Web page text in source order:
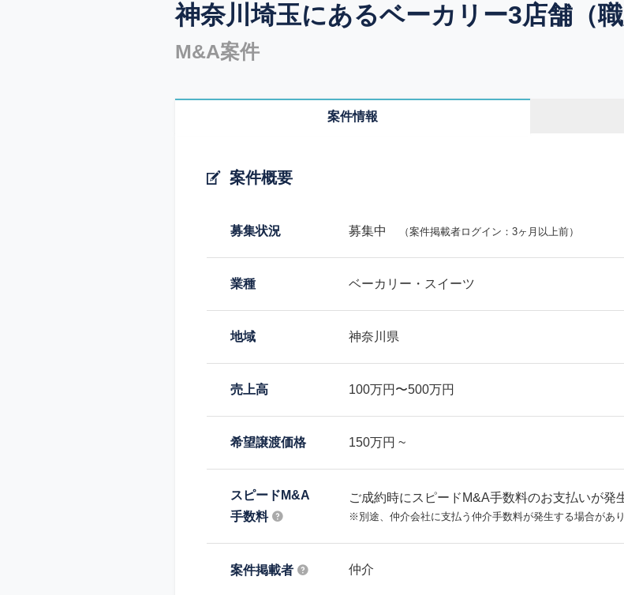
神奈川埼玉にあるベーカリー3店舗（職
M&A案件
案件情報
案件概要
募集状況 募集中 （案件掲載者ログイン：3ヶ月以上前）
業種 ベーカリー・スイーツ
地域 神奈川県
売上高 100万円〜500万円
希望譲渡価格 150万円 ~
スピードM&A
手数料
ご成約時にスピードM&A手数料のお支払いが発
※別途、仲介会社に支払う仲介手数料が発生する場合があ
案件掲載者 仲介